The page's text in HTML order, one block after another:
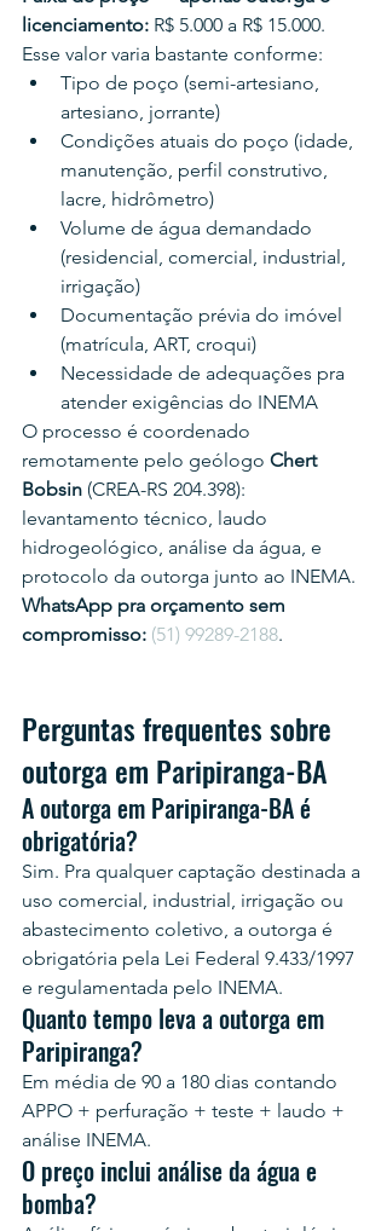
licenciamento: R$ 5.000 a R$ 15.000.
Esse valor varia bastante conforme:
Tipo de poço (semi-artesiano,
artesiano, jorrante)
Condições atuais do poço (idade,
manutenção, perfil construtivo,
lacre, hidrômetro)
Volume de água demandado
(residencial, comercial, industrial,
irrigação)
Documentação prévia do imóvel
(matrícula, ART, croqui)
Necessidade de adequações pra
atender exigências do INEMA
O processo é coordenado
remotamente pelo geólogo Chert
Bobsin (CREA-RS 204.398):
levantamento técnico, laudo
hidrogeológico, análise da água, e
protocolo da outorga junto ao INEMA.
WhatsApp pra orçamento sem
compromisso: (51) 99289-2188.
Perguntas frequentes sobre
outorga em Paripiranga-BA
A outorga em Paripiranga-BA é
obrigatória?
Sim. Pra qualquer captação destinada a
uso comercial, industrial, irrigação ou
abastecimento coletivo, a outorga é
obrigatória pela Lei Federal 9.433/1997
e regulamentada pelo INEMA.
Quanto tempo leva a outorga em
Paripiranga?
Em média de 90 a 180 dias contando
APPO + perfuração + teste + laudo +
análise INEMA.
O preço inclui análise da água e
bomba?